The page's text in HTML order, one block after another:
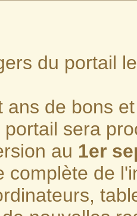
du portail
ans de bons
sera
au 1er
complète de